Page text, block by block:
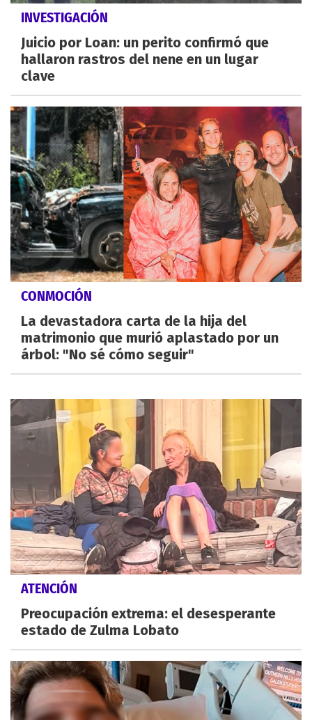
INVESTIGACIÓN
Juicio por Loan: un perito confirmó que
hallaron rastros del nene en un lugar
clave
CONMOCIÓN
La devastadora carta de la hija del
matrimonio que murió aplastado por un
árbol: "No sé cómo seguir"
ATENCIÓN
Preocupación extrema: el desesperante
estado de Zulma Lobato